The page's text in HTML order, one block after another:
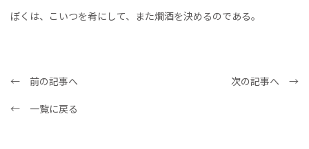
ぼくは、こいつを肴にして、また燗酒を決めるのである。
← 前の記事へ
次の記事へ →
← 一覧に戻る